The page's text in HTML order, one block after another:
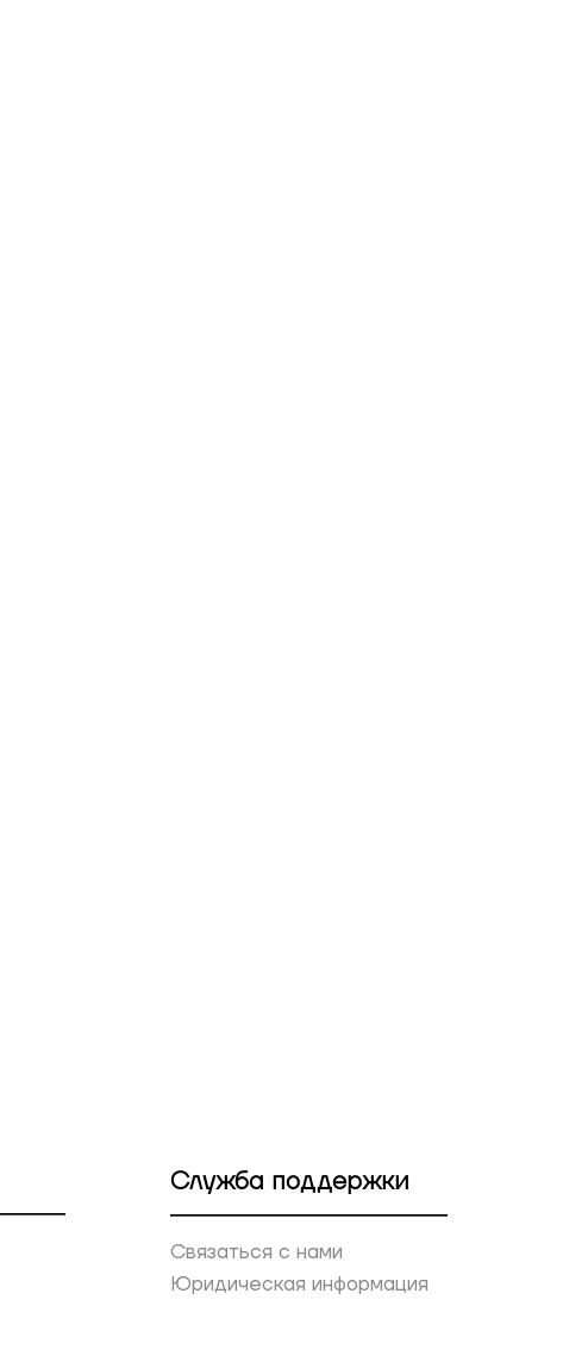
Служба поддержки
Связаться с нами
Юридическая информация